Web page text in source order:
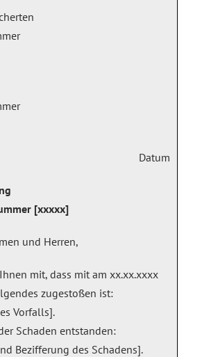
Datum
[xxxxx]
und Herren,
mit, dass mit am xx.xx.xxxx
zugestoßen ist:
Vorfalls].
Schaden entstanden:
Bezifferung des Schadens].